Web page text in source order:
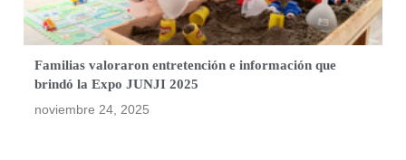
Familias valoraron entretención e información que
brindó la Expo JUNJI 2025
noviembre 24, 2025